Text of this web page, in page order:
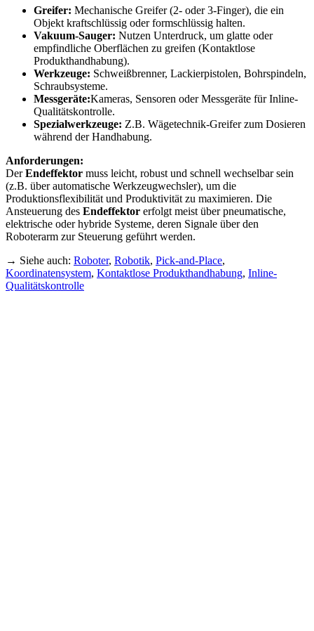
Greifer: Mechanische Greifer (2- oder 3-Finger), die ein
Objekt kraftschlüssig oder formschlüssig halten.
Vakuum-Sauger: Nutzen Unterdruck, um glatte oder
empfindliche Oberflächen zu greifen (Kontaktlose
Produkthandhabung).
Werkzeuge: Schweißbrenner, Lackierpistolen, Bohrspindeln,
Schraubsysteme.
Messgeräte:Kameras, Sensoren oder Messgeräte für Inline-
Qualitätskontrolle.
Spezialwerkzeuge: Z.B. Wägetechnik-Greifer zum Dosieren
während der Handhabung.
Anforderungen:
DerEndeffektor muss leicht, robust und schnell wechselbar sein
(z.B. über automatische Werkzeugwechsler), um die
Produktionsflexibilität und Produktivität zu maximieren. Die
Ansteuerung des Endeffektor erfolgt meist über pneumatische,
elektrische oder hybride Systeme, deren Signale über den
Roboterarm zur Steuerung geführt werden.
→ Siehe auch: Roboter, Robotik, Pick-and-Place,
Koordinatensystem, Kontaktlose Produkthandhabung, Inline-
Qualitätskontrolle